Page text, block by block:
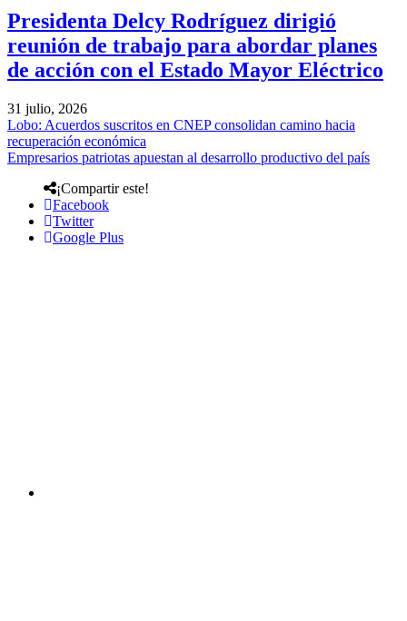
Presidenta Delcy Rodríguez dirigió
reunión de trabajo para abordar planes
de acción con el Estado Mayor Eléctrico
31 julio, 2026
Lobo: Acuerdos suscritos en CNEP consolidan camino hacia
recuperación económica
Empresarios patriotas apuestan al desarrollo productivo del país
¡Compartir este!
Facebook
Twitter
Google Plus